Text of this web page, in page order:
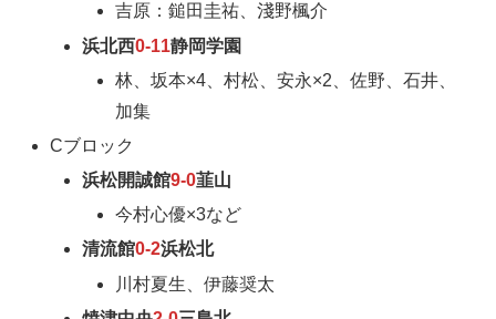
吉原：鎚田圭祐、淺野楓介
浜北西0-11静岡学園
林、坂本×4、村松、安永×2、佐野、石井、
加集
Cブロック
浜松開誠館9-0韮山
今村心優×3など
清流館0-2浜松北
川村夏生、伊藤奨太